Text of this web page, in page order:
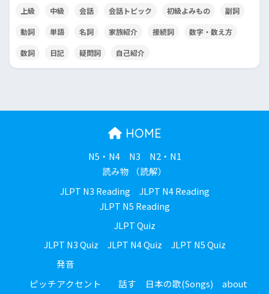
上級 中級 会話 会話トピック 初級よみもの 副詞
動詞 単語 名詞 家族紹介 接続詞 数字・数え方
数詞 日記 疑問詞 自己紹介
HOME
N5・N4 N3
N2・N1
読み物 （読解）
JLPT N3 Reading
JLPT N4 Reading
JLPT N5 Reading
JLPT Quiz
JLPT N3 Quiz
JLPT N4 Quiz
JLPT N5 Quiz
発音
ピッチアクセント
話す 日本の歌(Songs) about